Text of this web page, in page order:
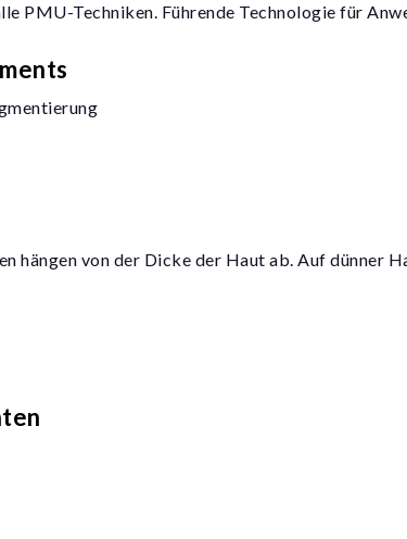
PMU-Techniken. Führende Technologie für
hängen von der Dicke der Haut ab. Auf dünner